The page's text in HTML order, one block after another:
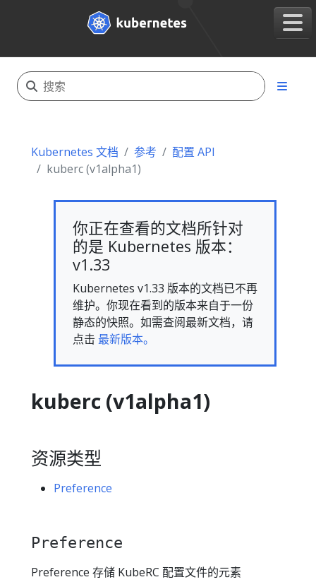
Kubernetes 文档 参考
配置 API
kuberc (v1alpha1)
你正在查看的文档所针对
的是 Kubernetes 版本：
v1.33
Kubernetes v1.33 版本的文档已不再
维护。你现在看到的版本来自于一份
静态的快照。如需查阅最新文档，请
点击 最新版本。
kuberc (v1alpha1)
资源类型
Preference
Preference
Preference 存储 KubeRC 配置文件的元素